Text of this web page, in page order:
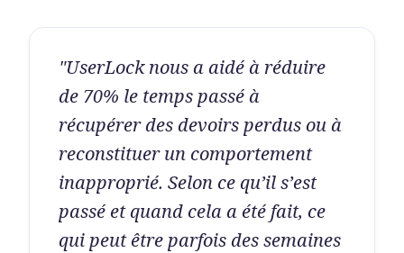
"UserLock nous a aidé à réduire
de 70% le temps passé à
récupérer des devoirs perdus ou à
reconstituer un comportement
inapproprié. Selon ce qu’il s’est
passé et quand cela a été fait, ce
qui peut être parfois des semaines